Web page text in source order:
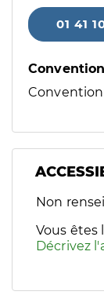
01 41
Filtres
Non
Vous êtes
Décrivez